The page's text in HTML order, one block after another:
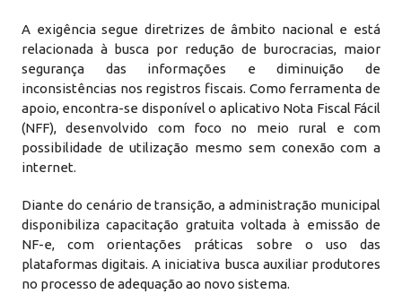
A exigência segue diretrizes de âmbito nacional e está
relacionada à busca por redução de burocracias, maior
segurança das informações e diminuição de
inconsistências nos registros fiscais. Como ferramenta de
apoio, encontra-se disponível o aplicativo Nota Fiscal Fácil
(NFF), desenvolvido com foco no meio rural e com
possibilidade de utilização mesmo sem conexão com a
internet.
Diante do cenário de transição, a administração municipal
disponibiliza capacitação gratuita voltada à emissão de
NF-e, com orientações práticas sobre o uso das
plataformas digitais. A iniciativa busca auxiliar produtores
no processo de adequação ao novo sistema.